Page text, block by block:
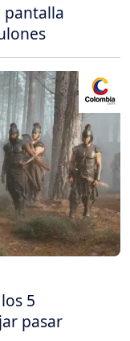
pantalla
5
pasar